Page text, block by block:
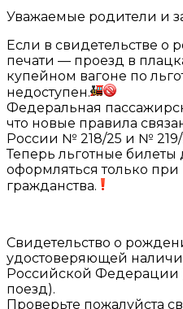
Уважаемые родители и
Если в свидетельстве о
печати — проезд в
купейном вагоне по
недоступен.
Федеральная
что новые правила
России № 218/25 и № 219/
Теперь льготные билеты
оформляться только
гражданства.
Свидетельство о
удостоверяющей
Российской Федерации
поезд).
Проверьте пожалуйста